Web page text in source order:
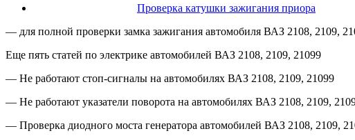
Проверка катушки зажигания приора
— для полной проверки замка зажигания автомобиля ВАЗ 2108, 2109,
Еще пять статей по электрике автомобилей ВАЗ 2108, 2109, 21099
— Не работают стоп-сигналы на автомобилях ВАЗ 2108, 2109, 21099
— Не работают указатели поворота на автомобилях ВАЗ 2108, 2109,
— Проверка диодного моста генератора автомобилей ВАЗ 2108, 2109,